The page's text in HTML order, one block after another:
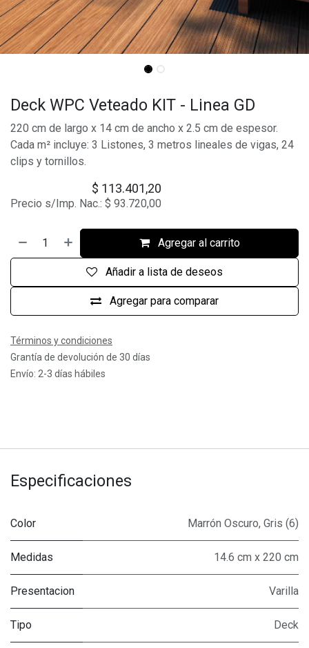
Deck WPC Veteado KIT - Linea GD
220 cm de largo x 14 cm de ancho x 2.5 cm de espesor.
Cada m² incluye: 3 Listones, 3 metros lineales de vigas, 24
clips y tornillos.
$ 113.401,20
Precio s/Imp. Nac.: $ 93.720,00
Agregar al carrito
Agregar para comparar
Añadir a lista de deseos
Términos y condiciones
Grantía de devolución de 30 días
Envío: 2-3 días hábiles
Especificaciones
Color Marrón Oscuro, Gris (6)
Medidas 14.6 cm x 220 cm
Presentacion Varilla
Tipo Deck